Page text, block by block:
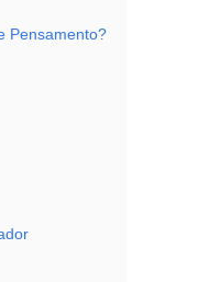
Pensamento?